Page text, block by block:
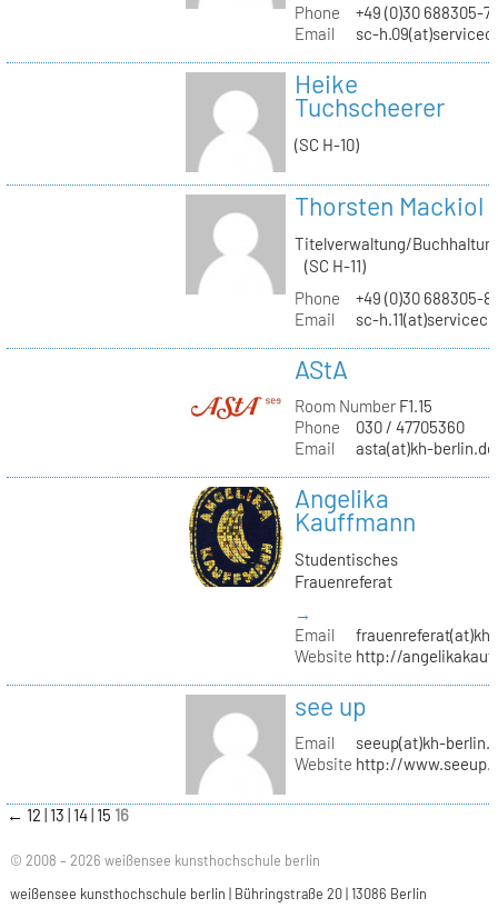
Phone
+49 (0)30 688305-
Email
sc-
Heike
Tuchscheerer
(SC H-10)
Thorsten Mackiol
Titelverwaltung/
(SC H-11)
Phone
+49 (0)30 688305-
Email
sc-
AStA
Room NumberF1.15
Phone
030 / 47705360
Email
asta(at)kh-berlin.de
Angelika
Kauffmann
Studentisches
Frauenreferat
→
Email
Website http://
see up
Email
seeup(at)kh-
Website http://
← 12 13 14 15 16
© 2008 – 2026 weißensee kunsthochschule berlin
weißensee kunsthochschule berlin | Bühringstraße 20 | 13086 Berlin